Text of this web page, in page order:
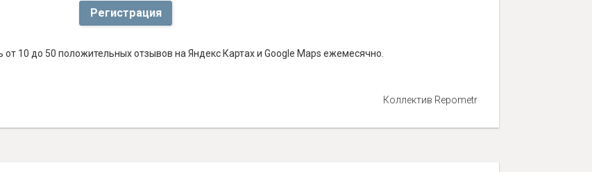
Регистрация
10 до 50 положительных отзывов на Яндекс Картах и Google Maps ежемесячно.
Коллектив Repometr